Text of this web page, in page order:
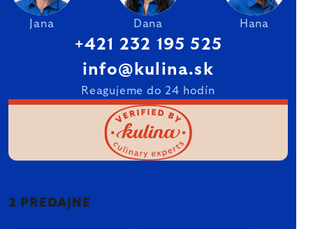
Jana Dana Hana
+421 232 195 525
info@kulina.sk
Reagujeme do 24 hodín
2 PREDAJNE